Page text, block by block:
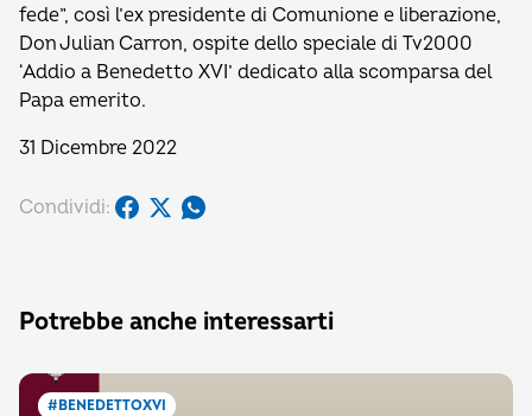
fede”, così l’ex presidente di Comunione e liberazione,
Don Julian Carron, ospite dello speciale di Tv2000
‘Addio a Benedetto XVI’ dedicato alla scomparsa del
Papa emerito.
31 Dicembre 2022
Condividi:
Potrebbe anche interessarti
#BENEDETTOXVI